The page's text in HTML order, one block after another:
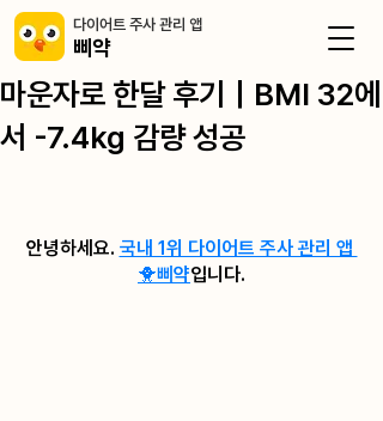
​다이어트 주사 관리 앱
삐약
마운자로 한달 후기｜BMI 32에
서 -7.4kg 감량 성공
안녕하세요. 국내 1위 다이어트 주사 관리 앱
🐥삐약입니다.